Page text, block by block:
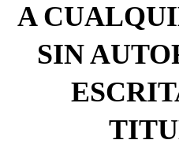
A
SIN